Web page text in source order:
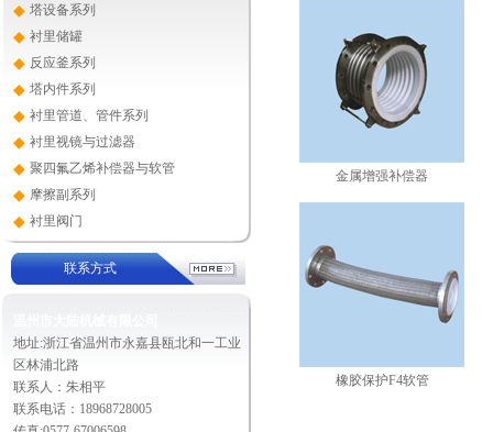
◆ 塔设备系列
◆ 衬里储罐
◆ 反应釜系列
◆ 塔内件系列
◆ 衬里管道、管件系列
◆ 衬里视镜与过滤器
◆ 聚四氟乙烯补偿器与软管
◆ 摩擦副系列
◆ 衬里阀门
联系方式
地址:浙江省温州市永嘉县瓯北和一工业
区林浦北路
联系人：朱相平
联系电话：18968728005
金属增强补偿器
橡胶保护F4软管